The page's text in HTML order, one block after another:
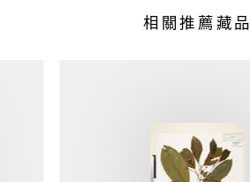
相關推薦藏品